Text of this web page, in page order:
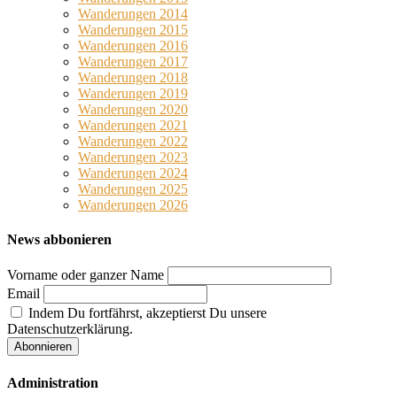
Wanderungen 2014
Wanderungen 2015
Wanderungen 2016
Wanderungen 2017
Wanderungen 2018
Wanderungen 2019
Wanderungen 2020
Wanderungen 2021
Wanderungen 2022
Wanderungen 2023
Wanderungen 2024
Wanderungen 2025
Wanderungen 2026
News abbonieren
Vorname oder ganzer Name
Email
Indem Du fortfährst, akzeptierst Du unsere
Datenschutzerklärung.
Administration